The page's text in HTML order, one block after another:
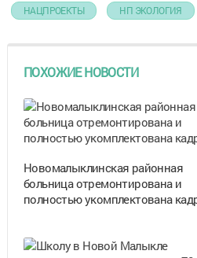
НАЦПРОЕКТЫ НП ЭКОЛОГИЯ
ПОХОЖИЕ НОВОСТИ
Новомалыклинская районная
больница отремонтирована и
полностью укомплектована